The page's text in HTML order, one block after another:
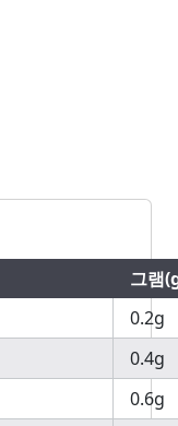
그램
0.2g
0.4g
0.6g